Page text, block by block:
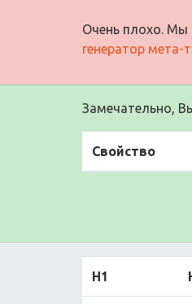
Очень плохо. Мы
генератор мета-
Замечательно,
Свойство
H1